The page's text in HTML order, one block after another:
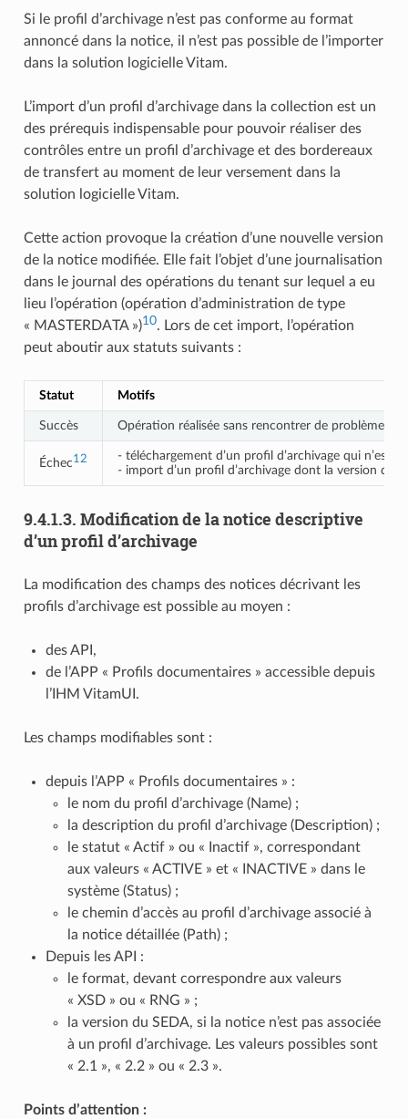
Si le profil d’archivage n’est pas conforme au format
annoncé dans la notice, il n’est pas possible de l’importer
dans la solution logicielle Vitam.
L’import d’un profil d’archivage dans la collection est un
des prérequis indispensable pour pouvoir réaliser des
contrôles entre un profil d’archivage et des bordereaux
de transfert au moment de leur versement dans la
solution logicielle Vitam.
Cette action provoque la création d’une nouvelle version
de la notice modifiée. Elle fait l’objet d’une journalisation
dans le journal des opérations du tenant sur lequel a eu
lieu l’opération (opération d’administration de type
« MASTERDATA »)10. Lors de cet import, l’opération
peut aboutir aux statuts suivants :
Statut Motifs
Succès Opération réalisée sans rencontrer de problèmes
Échec12
- téléchargement d’un profil d’archivage qui n’est
- import d’un profil d’archivage dont la version du
9.4.1.3. Modification de la notice descriptive
d’un profil d’archivage
La modification des champs des notices décrivant les
profils d’archivage est possible au moyen :
des API,
de l’APP « Profils documentaires » accessible depuis
l’IHM VitamUI.
Les champs modifiables sont :
depuis l’APP « Profils documentaires » :
le nom du profil d’archivage (Name) ;
la description du profil d’archivage (Description) ;
le statut « Actif » ou « Inactif », correspondant
aux valeurs « ACTIVE » et « INACTIVE » dans le
système (Status) ;
le chemin d’accès au profil d’archivage associé à
la notice détaillée (Path) ;
Depuis les API :
le format, devant correspondre aux valeurs
« XSD » ou « RNG » ;
la version du SEDA, si la notice n’est pas associée
à un profil d’archivage. Les valeurs possibles sont
« 2.1 », « 2.2 » ou « 2.3 ».
Points d’attention :